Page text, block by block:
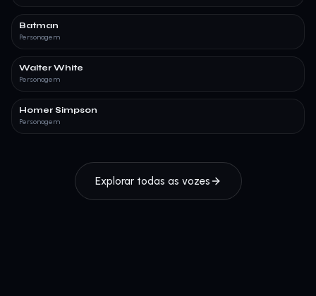
Batman
Personagem
Walter White
Personagem
Homer Simpson
Personagem
Explorar todas as vozes